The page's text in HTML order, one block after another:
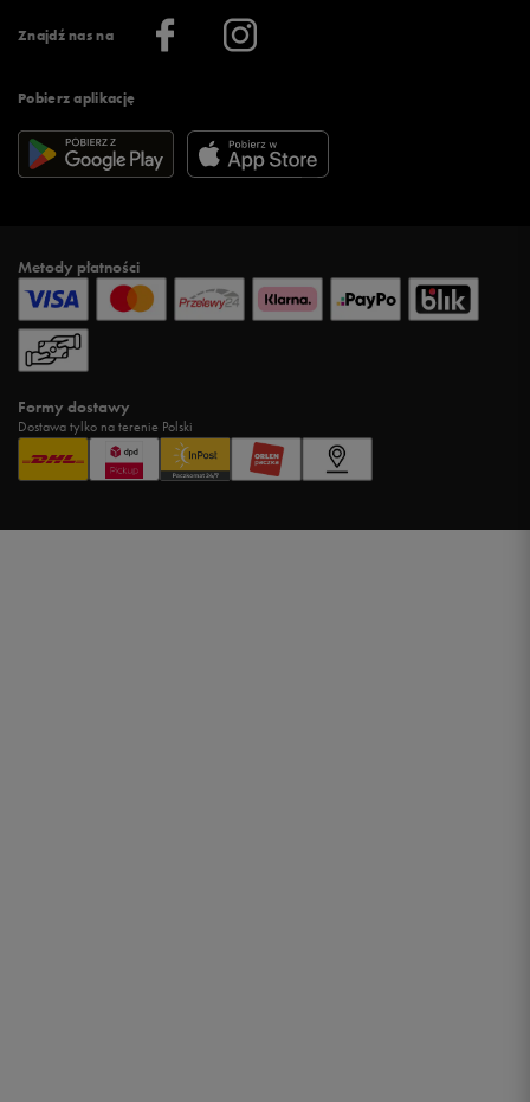
Znajdź nas na
Pobierz aplikację
Więcej regulaminów >
Informacje o firmie
Metody płatności
Formy dostawy
Dostawa tylko na terenie Polski